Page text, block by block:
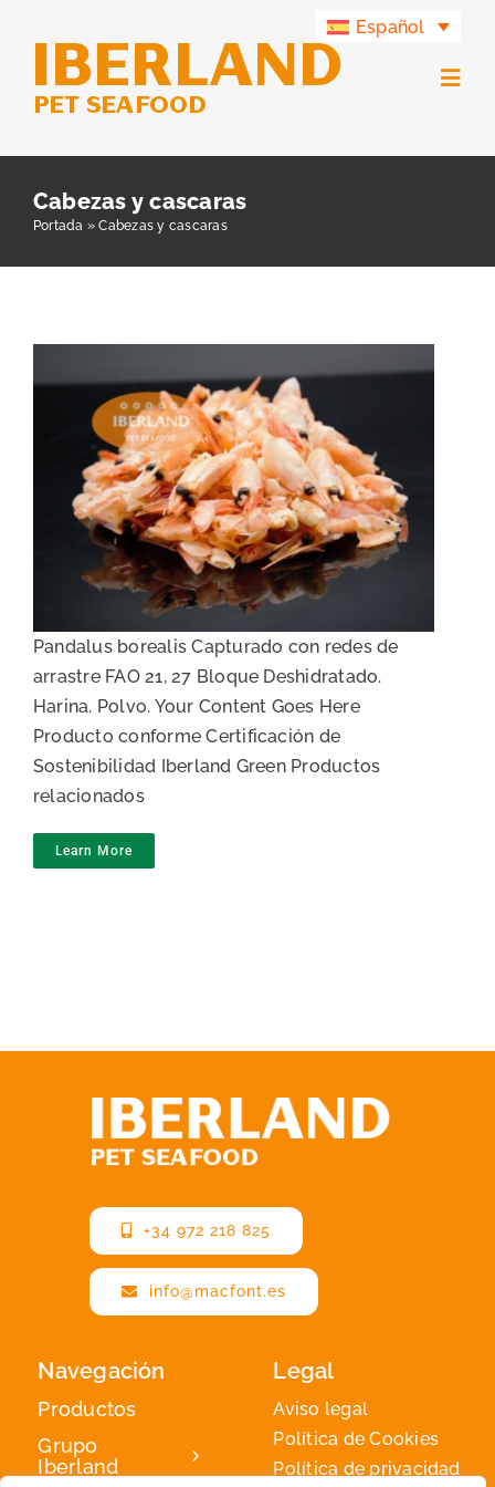
contenido
Español
Contacto
Cabezas y cascaras
Portada »Cabezas y cascaras
Cabezas y cáscaras de gamba
boreal
Pandalus borealis Capturado con redes de
arrastre FAO 21, 27 Bloque Deshidratado.
Harina. Polvo. Your Content Goes Here
Producto conforme Certificación de
Sostenibilidad Iberland Green Productos
relacionados
Learn More
+34 972 218 825
info@macfont.es
Navegación
Productos
Grupo
Iberland
Legal
Aviso legal
Política de Cookies
Política de privacidad